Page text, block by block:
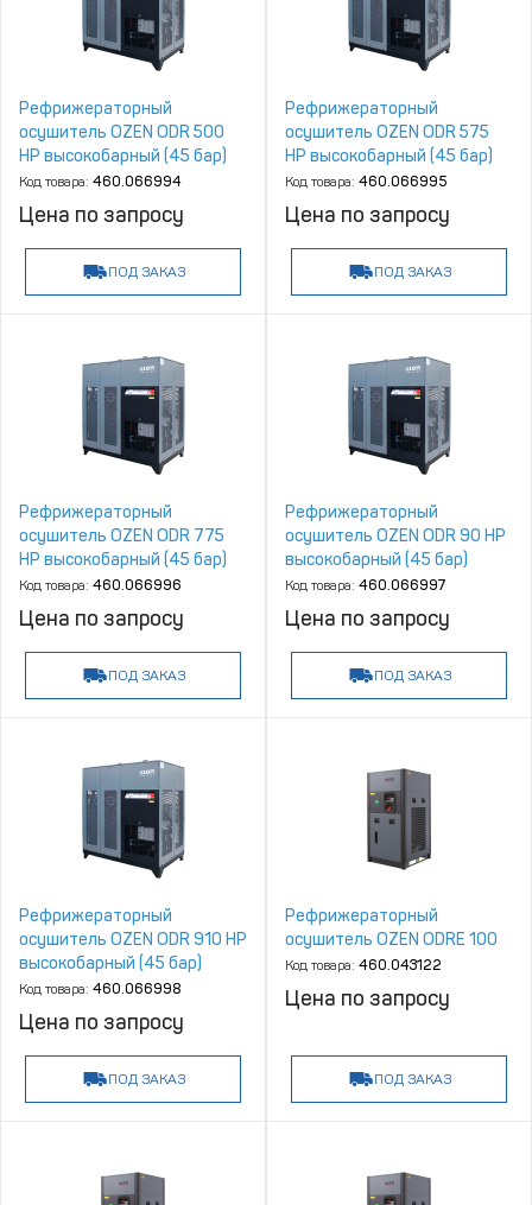
Рефрижераторный
осушитель OZEN ODR 500
HP высокобарный (45 бар)
Код товара: 460.066994
Цена по запросу
ПОД ЗАКАЗ
Рефрижераторный
осушитель OZEN ODR 575
HP высокобарный (45 бар)
Код товара: 460.066995
Цена по запросу
ПОД ЗАКАЗ
Рефрижераторный
осушитель OZEN ODR 775
HP высокобарный (45 бар)
Код товара: 460.066996
Цена по запросу
ПОД ЗАКАЗ
Рефрижераторный
осушитель OZEN ODR 90 HP
высокобарный (45 бар)
Код товара: 460.066997
Цена по запросу
ПОД ЗАКАЗ
Рефрижераторный
осушитель OZEN ODR 910 HP
высокобарный (45 бар)
Код товара: 460.066998
Цена по запросу
ПОД ЗАКАЗ
Рефрижераторный
осушитель OZEN ODRE 100
Код товара: 460.043122
Цена по запросу
ПОД ЗАКАЗ